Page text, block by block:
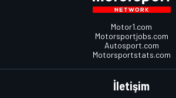
Motor1.com
Motorsportjobs.com
Autosport.com
Motorsportstats.com
İletişim